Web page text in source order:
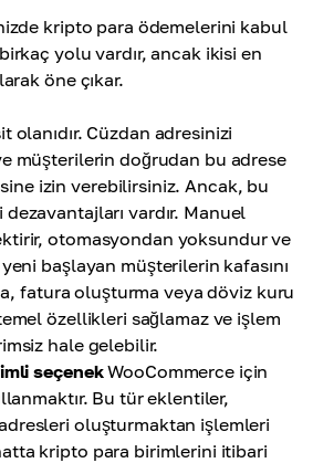
kripto para ödemelerini kabul
yolu vardır, ancak ikisi en
öne çıkar.
olanıdır. Cüzdan adresinizi
müşterilerin doğrudan bu adrese
izin verebilirsiniz. Ancak, bu
dezavantajları vardır. Manuel
otomasyondan yoksundur ve
başlayan müşterilerin kafasını
fatura oluşturma veya döviz kuru
özellikleri sağlamaz ve işlem
hale gelebilir.
seçenekWooCommerce için
Bu tür eklentiler,
oluşturmaktan işlemleri
kripto para birimlerini itibari